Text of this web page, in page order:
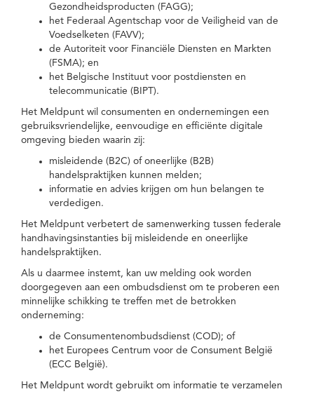
Gezondheidsproducten (FAGG);
het Federaal Agentschap voor de Veiligheid van de
Voedselketen (FAVV);
de Autoriteit voor Financiële Diensten en Markten
(FSMA); en
het Belgische Instituut voor postdiensten en
telecommunicatie (BIPT).
Het Meldpunt wil consumenten en ondernemingen een
gebruiksvriendelijke, eenvoudige en efficiënte digitale
omgeving bieden waarin zij:
misleidende (B2C) of oneerlijke (B2B)
handelspraktijken kunnen melden;
informatie en advies krijgen om hun belangen te
verdedigen.
Het Meldpunt verbetert de samenwerking tussen federale
handhavingsinstanties bij misleidende en oneerlijke
handelspraktijken.
Als u daarmee instemt, kan uw melding ook worden
doorgegeven aan een ombudsdienst om te proberen een
minnelijke schikking te treffen met de betrokken
onderneming:
de Consumentenombudsdienst (COD); of
het Europees Centrum voor de Consument België
(ECC België).
Het Meldpunt wordt gebruikt om informatie te verzamelen